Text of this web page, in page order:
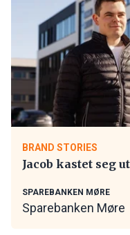
BRAND STORIES
Jacob kastet seg
SPAREBANKEN MØRE
Sparebanken Møre